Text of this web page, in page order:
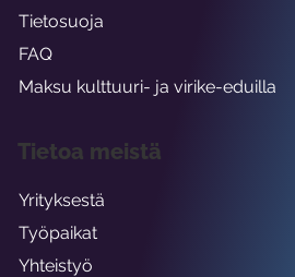
Tietosuoja
FAQ
Maksu kulttuuri- ja virike-eduilla
Tietoa meistä
Yrityksestä
Työpaikat
Yhteistyö